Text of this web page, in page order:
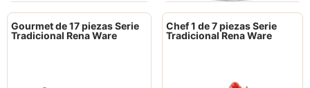
Gourmet de 17 piezas Serie
Tradicional Rena Ware
Chef 1 de 7 piezas Serie
Tradicional Rena Ware